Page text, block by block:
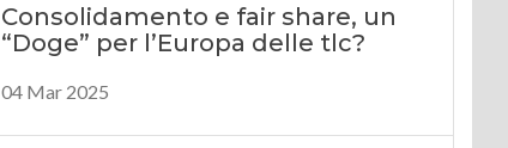
Consolidamento e fair share, un
“Doge” per l’Europa delle tlc?
04 Mar 2025